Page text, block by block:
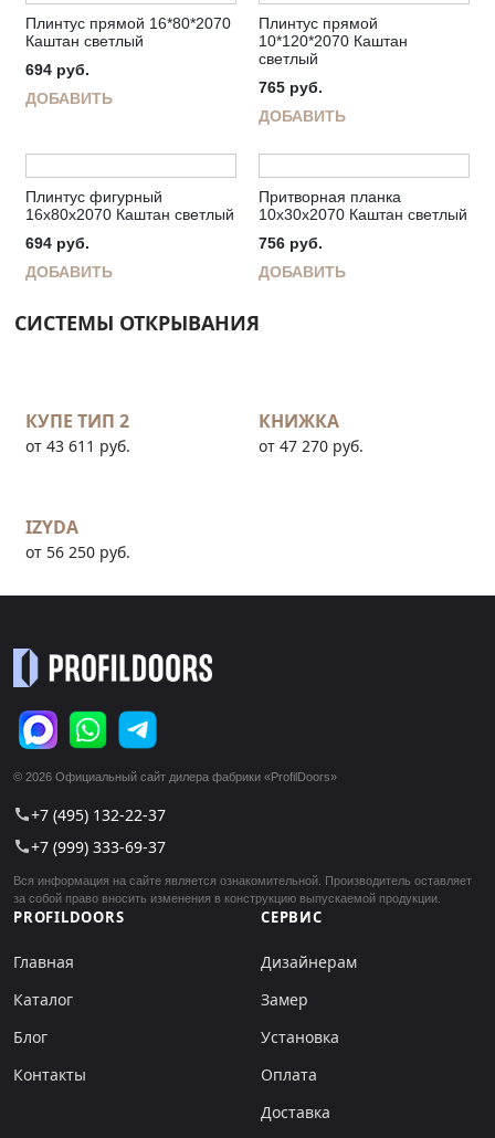
Плинтус прямой 16*80*2070
Каштан светлый
694 руб.
ДОБАВИТЬ
Плинтус прямой
10*120*2070 Каштан
светлый
765 руб.
ДОБАВИТЬ
Плинтус фигурный
16х80х2070 Каштан светлый
694 руб.
ДОБАВИТЬ
Притворная планка
10х30х2070 Каштан светлый
756 руб.
ДОБАВИТЬ
СИСТЕМЫ ОТКРЫВАНИЯ
КУПЕ ТИП 2
от 43 611 руб.
КНИЖКА
от 47 270 руб.
IZYDA
от 56 250 руб.
© 2026 Официальный сайт дилера фабрики «ProfilDoors»
call+7 (495) 132-22-37
call+7 (999) 333-69-37
Вся информация на сайте является ознакомительной. Производитель оставляет
за собой право вносить изменения в конструкцию выпускаемой продукции.
PROFILDOORS
Главная
Каталог
Блог
Контакты
СЕРВИС
Дизайнерам
Замер
Установка
Оплата
Доставка